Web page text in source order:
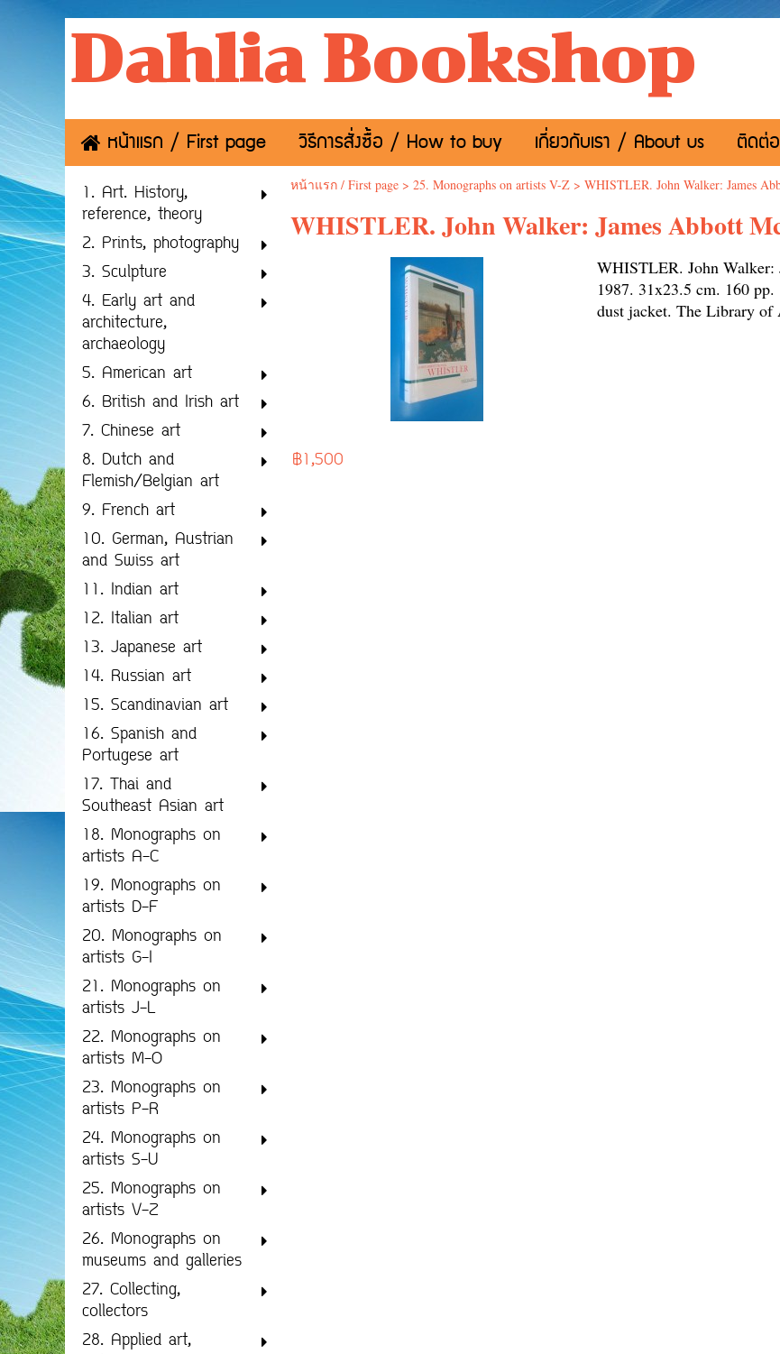
Dahlia Bookshop
หน้าแรก / First page วิธีการสั่งซื้อ / How to buy เกี่ยวกับเรา / About us ติดต่
1. Art. History,
reference, theory
2. Prints, photography
3. Sculpture
4. Early art and
architecture,
archaeology
5. American art
6. British and Irish art
7. Chinese art
8. Dutch and
Flemish/Belgian art
9. French art
10. German, Austrian
and Swiss art
11. Indian art
12. Italian art
13. Japanese art
14. Russian art
15. Scandinavian art
16. Spanish and
Portugese art
17. Thai and
Southeast Asian art
18. Monographs on
artists A-C
19. Monographs on
artists D-F
20. Monographs on
artists G-I
21. Monographs on
artists J-L
22. Monographs on
artists M-O
23. Monographs on
artists P-R
24. Monographs on
artists S-U
25. Monographs on
artists V-Z
26. Monographs on
museums and galleries
27. Collecting,
collectors
28. Applied art,
หน้าแรก / First page> 25. Monographs on artists V-Z> WHISTLER. John Walker: James
WHISTLER. John Walker: James Abbott
WHISTLER. John
1987. 31x23.5 cm. 160
dust jacket. The Library
฿1,500